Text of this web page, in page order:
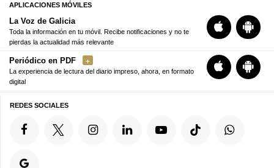
APLICACIONES MÓVILES
La Voz de Galicia
Toda la información en tu móvil. Recibe notificaciones y no te
pierdas la actualidad más relevante
Periódico en PDF
La experiencia de lectura del diario impreso, ahora, en formato
digital
REDES SOCIALES